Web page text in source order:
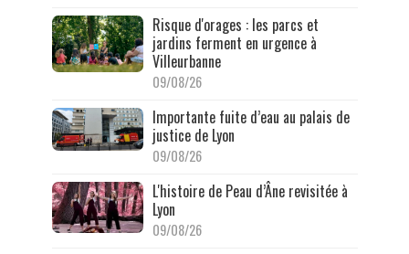
Risque d'orages : les parcs et
jardins ferment en urgence à
Villeurbanne
09/08/26
Importante fuite d’eau au palais de
justice de Lyon
09/08/26
L'histoire de Peau d’Âne revisitée à
Lyon
09/08/26